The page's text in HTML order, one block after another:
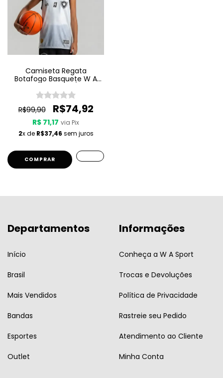
Camiseta Regata
Botafogo Basquete W A
Branca - Infantil
R$99,90
R$74,92
R$ 71,17 via Pix
2x de R$37,46 sem juros
COMPRAR
Departamentos
Início
Brasil
Mais Vendidos
Bandas
Esportes
Outlet
Informações
Conheça a W A Sport
Trocas e Devoluções
Política de Privacidade
Rastreie seu Pedido
Atendimento ao Cliente
Minha Conta